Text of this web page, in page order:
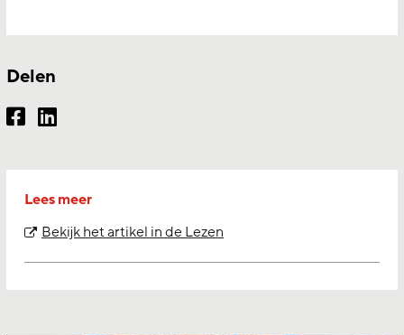
Lees meer
Bekijk het artikel in de Lezen
Delen